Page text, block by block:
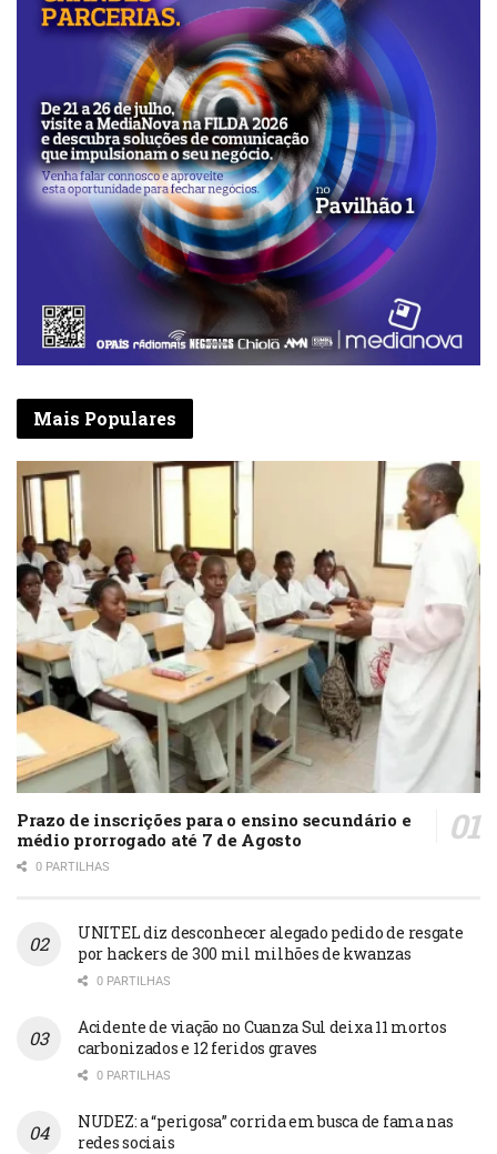
Agosto e Setembro.
Sem conceder entrevista a este jornal, um
dos responsáveis pela organização da gala
disse apenas que estão a ser reunidas todas
as condições para que o evento aconteça
sem sobressalto e com o espírito de
festividade, sem olhar para a questão da
competitividade. Nesta edição, o FestiKongo
decorre sob o lema “M’banza Kongo-
Património, desenvolvimento, vida e
existência do espaço Kongo”.
Mais Populares
Prazo de inscrições para o ensino secundário e
médio prorrogado até 7 de Agosto
0 PARTILHAS
UNITEL diz desconhecer alegado pedido de resgate
por hackers de 300 mil milhões de kwanzas
0 PARTILHAS
Acidente de viação no Cuanza Sul deixa 11 mortos
carbonizados e 12 feridos graves
0 PARTILHAS
NUDEZ: a “perigosa” corrida em busca de fama nas
redes sociais